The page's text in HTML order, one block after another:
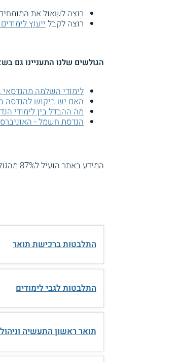
רוצה לשאול את
רוצה לקבלייעוץ
הגולשים שלנו התעניינו גם
לימודי השלמה מהנדסאי
האם יש ביקוש להנדסה
מה ההבדל בין לימודי
הנדסת חשמל -
המידע באתר הועיל ל87% מהגולשים.
התלבטות ברכישת תואר
התלבטות לגבי לימודים
תואר ראשון התעשיה וניהול